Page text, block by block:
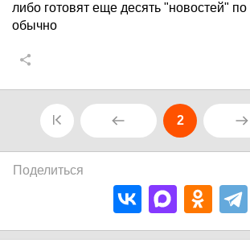
либо готовят еще десять "новостей" по
обычно
2
Поделиться